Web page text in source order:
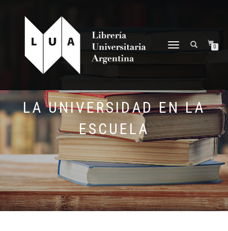
NAVEGACIÓN
0
LA UNIVERSIDAD EN LA
ESCUELA